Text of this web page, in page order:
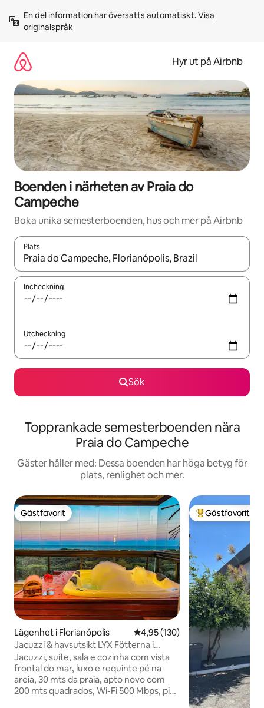
innehåll
En del information har översatts automatiskt. Visa
originalspråk
Hyr ut på Airbnb
Boenden i närheten av Praia do
Campeche
Boka unika semesterboenden, hus och mer på Airbnb
Plats
När resultaten är tillgängliga kan du navigera med upp- och
Incheckning
Utcheckning
Sök
Topprankade semesterboenden nära
Praia do Campeche
Gäster håller med: Dessa boenden har höga betyg för
plats, renlighet och mer.
Gästfavorit
Gästfavorit
Lägenhet i Florianópolis 4,95 av 5 i genomsnittligt
4,95 (130)
Jacuzzi & havsutsikt LYX Fötterna i
sanden 3 sviter
Jacuzzi, suíte, sala e cozinha com vista
frontal do mar, luxo e requinte pé na
areia, 30 mts da praia, apto novo com
200 mts quadrados, Wi-Fi 500 Mbps, piso
Populär
Gästfavorit